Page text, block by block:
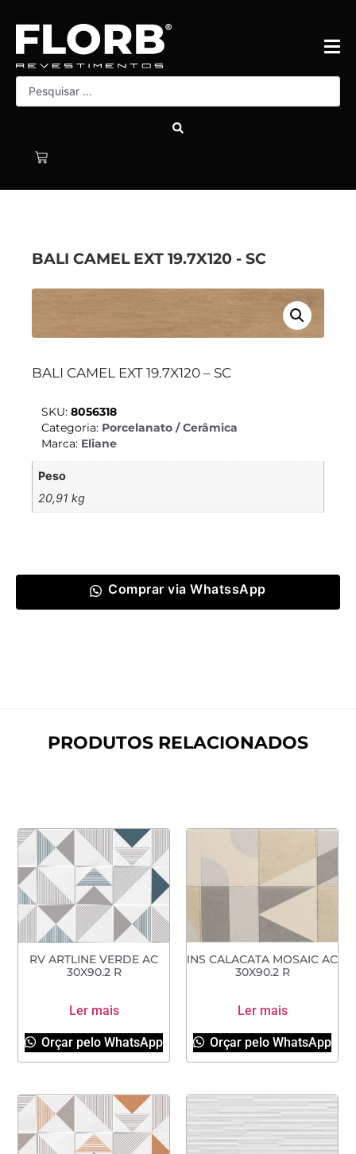
BALI CAMEL EXT 19.7X120 - SC
BALI CAMEL EXT 19.7X120 – SC
SKU: 8056318
Categoria: Porcelanato / Cerâmica
Marca: Eliane
Peso
20,91 kg
Comprar via WhatssApp
PRODUTOS RELACIONADOS
RV ARTLINE VERDE AC
30X90.2 R
Ler mais
Orçar pelo WhatsApp
INS CALACATA MOSAIC AC
30X90.2 R
Ler mais
Orçar pelo WhatsApp